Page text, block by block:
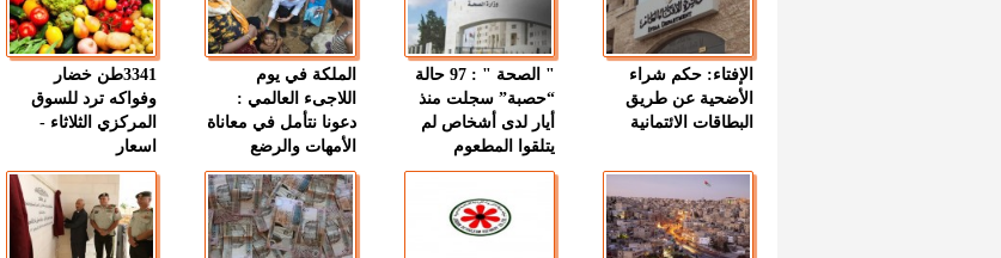
الإفتاء: حكم شراء
الأضحية عن طريق
البطاقات الائتمانية
" الصحة " : 97 حالة
“حصبة” سجلت منذ
أيار لدى أشخاص لم
يتلقوا المطعوم
الملكة في يوم
اللاجىء العالمي :
دعونا نتأمل في معاناة
الأمهات والرضع
3341طن خضار
وفواكه ترد للسوق
المركزي الثلاثاء -
اسعار